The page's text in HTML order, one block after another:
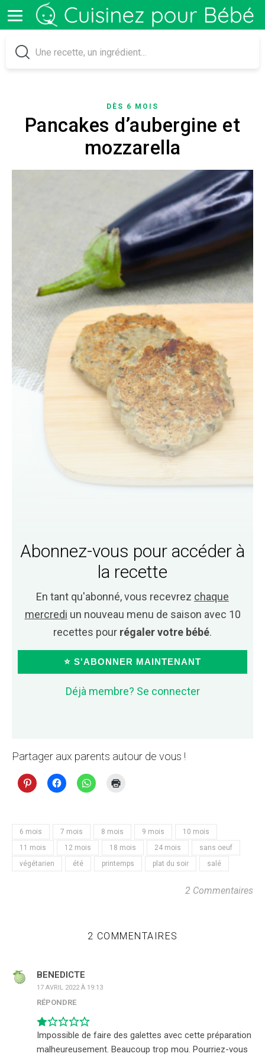
DÈS 6 MOIS
Pancakes d’aubergine et
mozzarella
Abonnez-vous pour accéder à
la recette
En tant qu'abonné, vous recevrez chaque
mercredi un nouveau menu de saison avec 10
recettes pour régaler votre bébé.
⭐ S'ABONNER MAINTENANT
Déjà membre? Se connecter
Partager aux parents autour de vous !
6 mois 7 mois 8 mois 9 mois
10 mois
11 mois
12 mois 18 mois 24 mois
sans oeuf
végétarien
été printemps plat du soir salé
2 Commentaires
2 COMMENTAIRES
BENEDICTE
17 AVRIL 2022 À 19:13
RÉPONDRE
Impossible de faire des galettes avec cette préparation
malheureusement. Beaucoup trop mou. Pourriez-vous